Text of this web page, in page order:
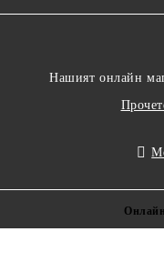
Нашият онлайн